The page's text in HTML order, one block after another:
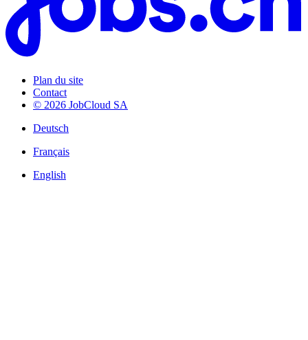
Plan du site
Contact
© 2026 JobCloud SA
Deutsch
Français
English